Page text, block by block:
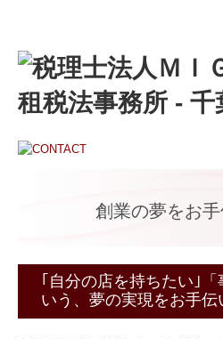
TOP
事務所紹介
事務所概要
関連リンク
業務案内
税務会計
創業の夢をお
｢自分の店を持ちたい｣
いう、夢の実現をお手伝